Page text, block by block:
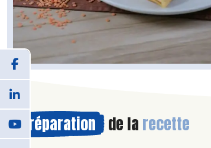
Préparation de la recette